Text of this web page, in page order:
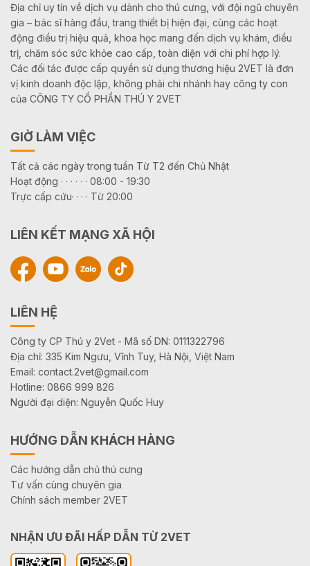
Địa chỉ uy tín về dịch vụ dành cho thú cưng, với đội ngũ chuyên
gia – bác sĩ hàng đầu, trang thiết bị hiện đại, cùng các hoạt
động điều trị hiệu quả, khoa học mang đến dịch vụ khám, điều
trị, chăm sóc sức khỏe cao cấp, toàn diện với chi phí hợp lý.
Các đối tác được cấp quyền sử dụng thương hiệu 2VET là đơn
vị kinh doanh độc lập, không phải chi nhánh hay công ty con
của CÔNG TY CỔ PHẦN THÚ Y 2VET
GIỜ LÀM VIỆC
Tất cả các ngày trong tuần Từ T2 đến Chủ Nhật
Hoạt động · · · · · · 08:00 - 19:30
Trực cấp cứu· · · · Từ 20:00
LIÊN KẾT MẠNG XÃ HỘI
LIÊN HỆ
Công ty CP Thú y 2Vet - Mã số DN: 0111322796
Địa chỉ: 335 Kim Ngưu, Vĩnh Tuy, Hà Nội, Việt Nam
Email: contact.2vet@gmail.com
Hotline: 0866 999 826
Người đại diện: Nguyễn Quốc Huy
HƯỚNG DẪN KHÁCH HÀNG
Các hướng dẫn chủ thú cưng
Tư vấn cùng chuyên gia
Chính sách member 2VET
NHẬN ƯU ĐÃI HẤP DẪN TỪ 2VET